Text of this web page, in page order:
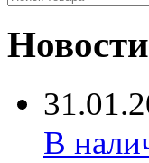
Новости
В